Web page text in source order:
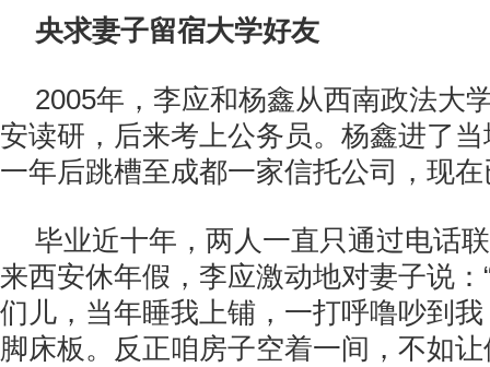
央求妻子留宿大学好友
2005年，李应和杨鑫从西南政法大
安读研，后来考上公务员。杨鑫进了
一年后跳槽至成都一家信托公司，现
毕业近十年，两人一直只通过电话
来西安休年假，李应激动地对妻子说
们儿，当年睡我上铺，一打呼噜吵到
脚床板。反正咱房子空着一间，不如